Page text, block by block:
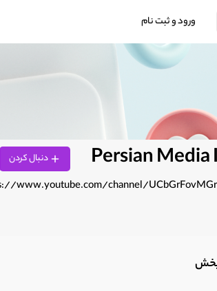
ورود و ثبت نام
Persian دنبال کردن
www.youtube.com/channel/